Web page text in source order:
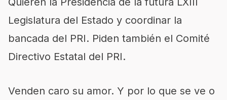
Legislatura del Estado y coordinar la
bancada del PRI. Piden también el Comité
Directivo Estatal del PRI.
Venden caro su amor. Y por lo que se ve o